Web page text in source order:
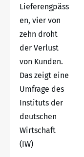
Lieferengpäss
en, vier von
zehn droht
der Verlust
von Kunden.
Das zeigt eine
Umfrage des
Instituts der
deutschen
Wirtschaft
(IW)